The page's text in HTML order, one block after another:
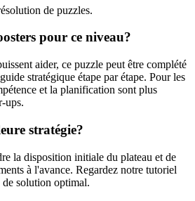
de puzzles.
pour ce niveau?
aider, ce puzzle peut être complété
stratégique étape par étape. Pour les
et la planification sont plus
ups.
stratégie?
la disposition initiale du plateau et de
à l'avance. Regardez notre tutoriel
solution optimal.